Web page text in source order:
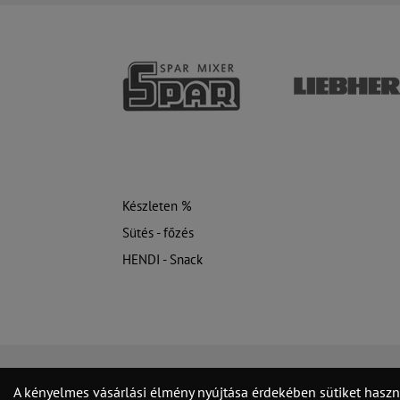
Készleten %
Sütés - főzés
HENDI - Snack
A kényelmes vásárlási élmény nyújtása érdekében sütiket